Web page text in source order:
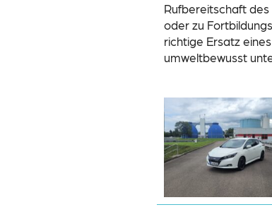
Rufbereitschaft
oder zu
richtige Ersatz
umweltbewusst